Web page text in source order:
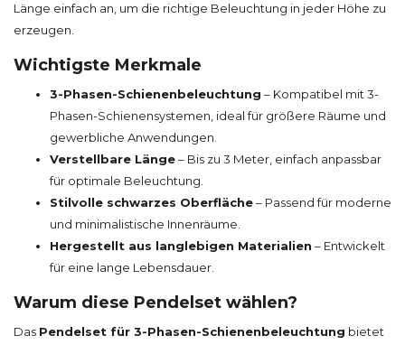
Länge einfach an, um die richtige Beleuchtung in jeder Höhe zu
erzeugen.
Wichtigste Merkmale
3-Phasen-Schienenbeleuchtung – Kompatibel mit 3-
Phasen-Schienensystemen, ideal für größere Räume und
gewerbliche Anwendungen.
Verstellbare Länge– Bis zu 3 Meter, einfach anpassbar
für optimale Beleuchtung.
Stilvolle schwarzes Oberfläche– Passend für moderne
und minimalistische Innenräume.
Hergestellt aus langlebigen Materialien – Entwickelt
für eine lange Lebensdauer.
Warum diese Pendelset wählen?
Das Pendelset für 3-Phasen-Schienenbeleuchtung bietet